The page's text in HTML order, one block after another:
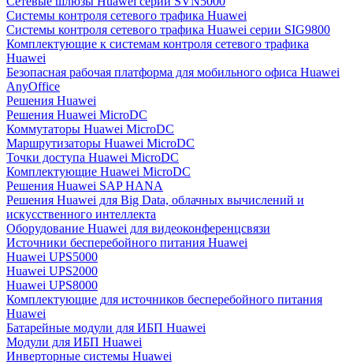
Системы контроля сетевого трафика Huawei
Системы контроля сетевого трафика Huawei серии SIG9800
Комплектующие к системам контроля сетевого трафика
Huawei
Безопасная рабочая платформа для мобильного офиса Huawei
AnyOffice
Решения Huawei
Решения Huawei MicroDC
Коммутаторы Huawei MicroDC
Маршрутизаторы Huawei MicroDC
Точки доступа Huawei MicroDC
Комплектующие Huawei MicroDC
Решения Huawei SAP HANA
Решения Huawei для Big Data, облачных вычислений и
искусственного интеллекта
Оборудование Huawei для видеоконференцсвязи
Источники бесперебойного питания Huawei
Huawei UPS5000
Huawei UPS2000
Huawei UPS8000
Комплектующие для источников бесперебойного питания
Huawei
Батарейные модули для ИБП Huawei
Модули для ИБП Huawei
Инверторные системы Huawei